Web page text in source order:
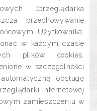
(przeglądarka
przechowywanie
Użytkownika.
w każdym czasie
plików cookies.
w szczególności
obsługę
internetowej
zamieszczeniu w